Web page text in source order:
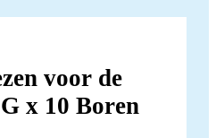
voor de
x 10 Boren